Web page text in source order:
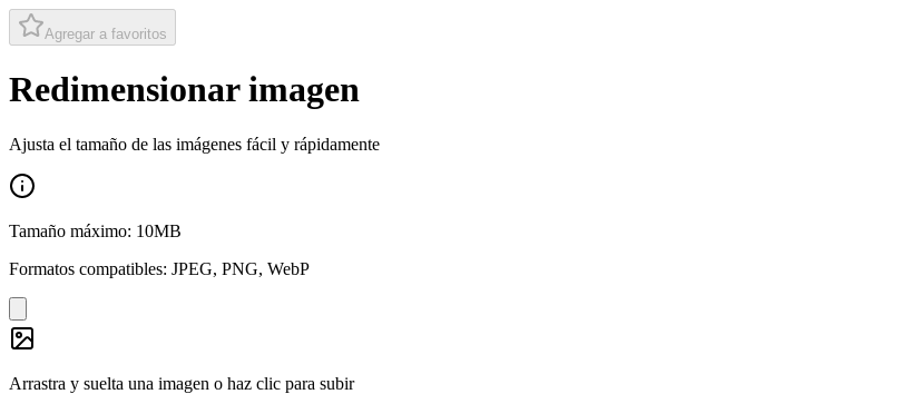
Agregar a favoritos
Redimensionar imagen
Ajusta el tamaño de las imágenes fácil y rápidamente
Tamaño máximo: 10MB
Formatos compatibles: JPEG, PNG, WebP
Arrastra y suelta una imagen o haz clic para subir